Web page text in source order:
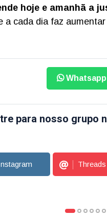
hoje e amanhã a
a cada dia faz
Whatsapp
para nosso grupo
Threads